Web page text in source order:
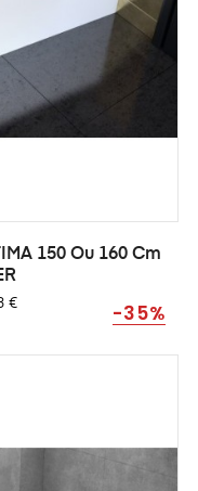
150 Ou 160 Cm
-35%
€